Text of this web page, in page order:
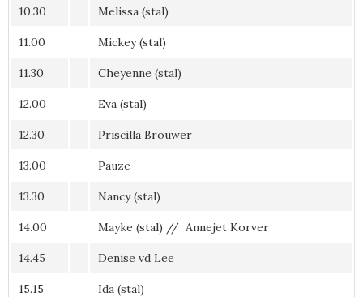
10.30 Melissa (stal)
11.00 Mickey (stal)
11.30 Cheyenne (stal)
12.00 Eva (stal)
12.30 Priscilla Brouwer
13.00 Pauze
13.30 Nancy (stal)
14.00 Mayke (stal) // Annejet Korver
14.45 Denise vd Lee
15.15 Ida (stal)